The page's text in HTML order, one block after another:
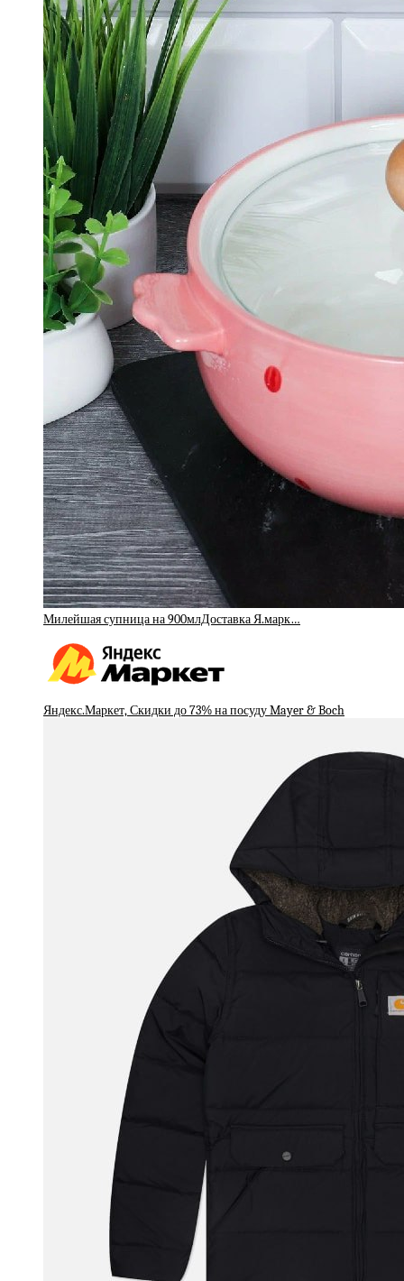
Милейшая супница на 900млДоставка Я.марк…
Яндекс.Маркет, Скидки до 73% на посуду Mayer & Boch